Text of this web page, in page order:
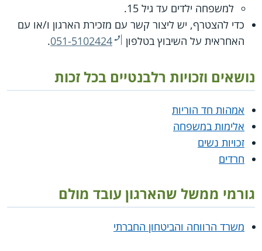
למשפחה ילדים עד גיל 15.
כדי להצטרף, יש ליצור קשר עם מזכירת הארגון ו/או עם
האחראית על השיבוץ בטלפון
051-5102424
.
נושאים וזכויות רלבנטיים בכל זכות
אמהות חד הוריות
אלימות במשפחה
זכויות נשים
חרדים
גורמי ממשל שהארגון עובד מולם
משרד הרווחה והביטחון החברתי